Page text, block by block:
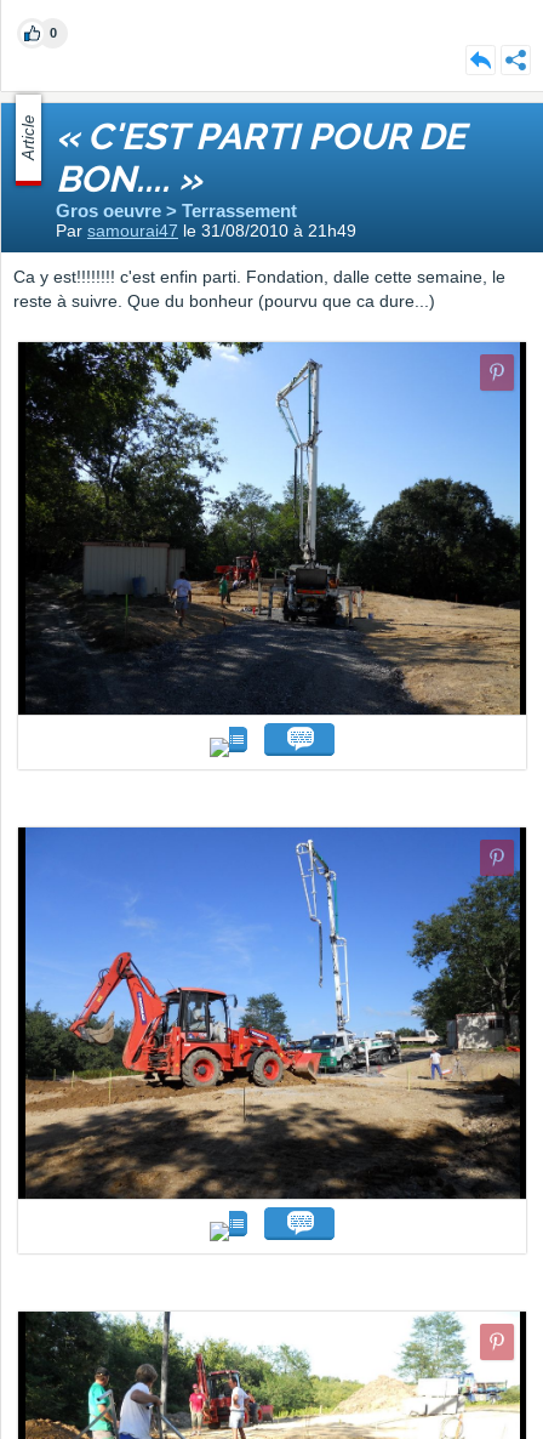
0
Article « C'EST PARTI POUR DE
BON.... »
Gros oeuvre > Terrassement
Par samourai47 le 31/08/2010 à 21h49
Ca y est!!!!!!!! c'est enfin parti. Fondation, dalle cette semaine, le
reste à suivre. Que du bonheur (pourvu que ca dure...)